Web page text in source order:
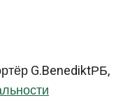
G.BenediktРБ,